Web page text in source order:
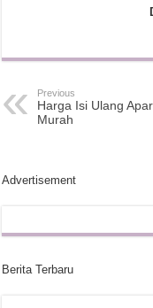
Previous
Harga Isi Ulang
Murah
Advertisement
Berita Terbaru